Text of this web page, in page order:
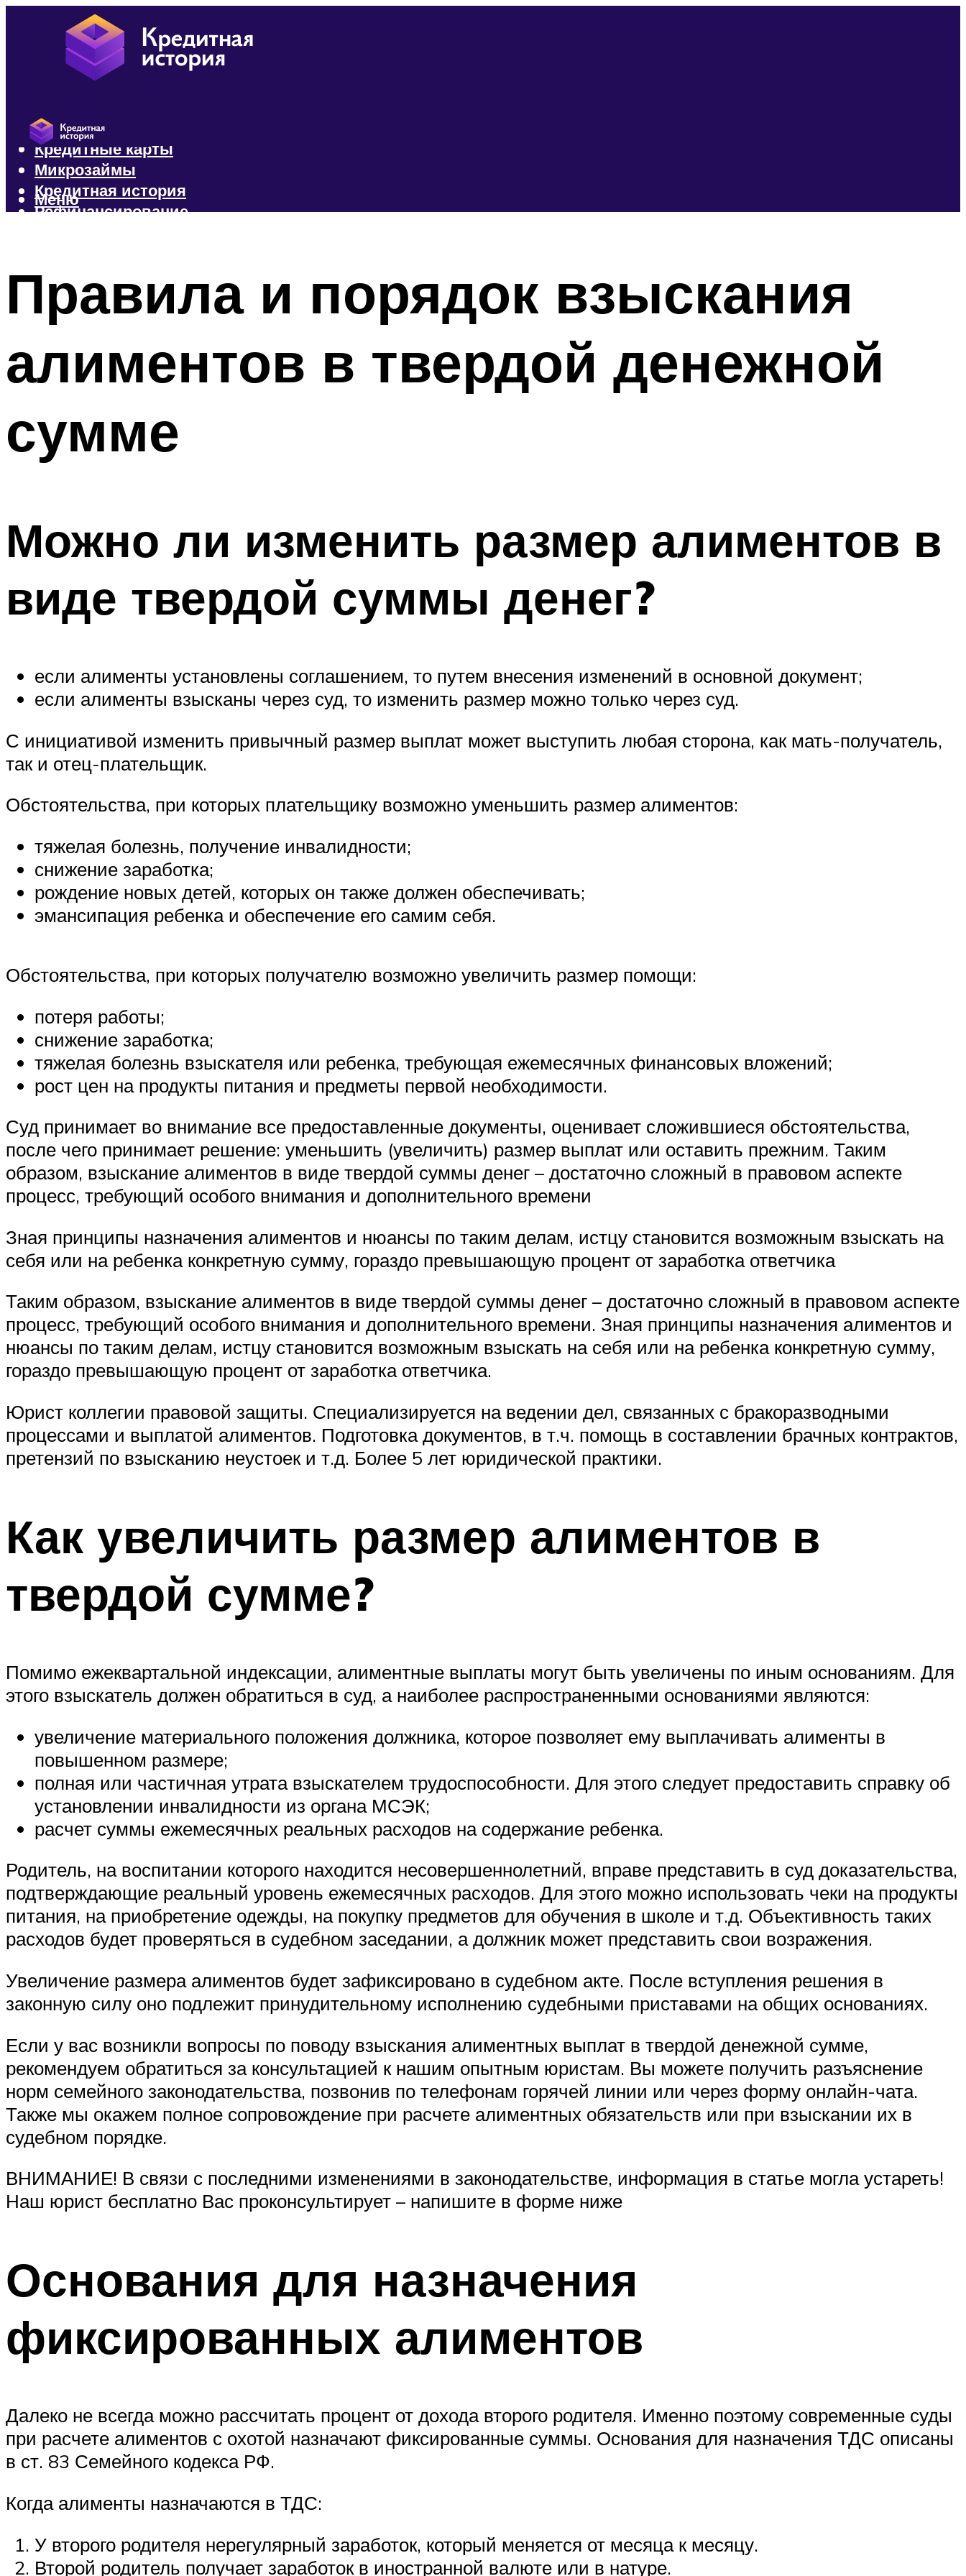
Кредиты
Кредитные карты
Микрозаймы
Кредитная история
Рефинансирование
Меню
Правила и порядок взыскания
алиментов в твердой денежной
сумме
Можно ли изменить размер алиментов в
виде твердой суммы денег?
если алименты установлены соглашением, то путем внесения изменений в основной документ;
если алименты взысканы через суд, то изменить размер можно только через суд.
С инициативой изменить привычный размер выплат может выступить любая сторона, как мать-получатель,
так и отец-плательщик.
Обстоятельства, при которых плательщику возможно уменьшить размер алиментов:
тяжелая болезнь, получение инвалидности;
снижение заработка;
рождение новых детей, которых он также должен обеспечивать;
эмансипация ребенка и обеспечение его самим себя.
Обстоятельства, при которых получателю возможно увеличить размер помощи:
потеря работы;
снижение заработка;
тяжелая болезнь взыскателя или ребенка, требующая ежемесячных финансовых вложений;
рост цен на продукты питания и предметы первой необходимости.
Суд принимает во внимание все предоставленные документы, оценивает сложившиеся обстоятельства,
после чего принимает решение: уменьшить (увеличить) размер выплат или оставить прежним. Таким
образом, взыскание алиментов в виде твердой суммы денег – достаточно сложный в правовом аспекте
процесс, требующий особого внимания и дополнительного времени
Зная принципы назначения алиментов и нюансы по таким делам, истцу становится возможным взыскать на
себя или на ребенка конкретную сумму, гораздо превышающую процент от заработка ответчика
Таким образом, взыскание алиментов в виде твердой суммы денег – достаточно сложный в правовом аспекте
процесс, требующий особого внимания и дополнительного времени. Зная принципы назначения алиментов и
нюансы по таким делам, истцу становится возможным взыскать на себя или на ребенка конкретную сумму,
гораздо превышающую процент от заработка ответчика.
Юрист коллегии правовой защиты. Специализируется на ведении дел, связанных с бракоразводными
процессами и выплатой алиментов. Подготовка документов, в т.ч. помощь в составлении брачных контрактов,
претензий по взысканию неустоек и т.д. Более 5 лет юридической практики.
Как увеличить размер алиментов в
твердой сумме?
Помимо ежеквартальной индексации, алиментные выплаты могут быть увеличены по иным основаниям. Для
этого взыскатель должен обратиться в суд, а наиболее распространенными основаниями являются:
увеличение материального положения должника, которое позволяет ему выплачивать алименты в
повышенном размере;
полная или частичная утрата взыскателем трудоспособности. Для этого следует предоставить справку об
установлении инвалидности из органа МСЭК;
расчет суммы ежемесячных реальных расходов на содержание ребенка.
Родитель, на воспитании которого находится несовершеннолетний, вправе представить в суд доказательства,
подтверждающие реальный уровень ежемесячных расходов. Для этого можно использовать чеки на продукты
питания, на приобретение одежды, на покупку предметов для обучения в школе и т.д. Объективность таких
расходов будет проверяться в судебном заседании, а должник может представить свои возражения.
Увеличение размера алиментов будет зафиксировано в судебном акте. После вступления решения в
законную силу оно подлежит принудительному исполнению судебными приставами на общих основаниях.
Если у вас возникли вопросы по поводу взыскания алиментных выплат в твердой денежной сумме,
рекомендуем обратиться за консультацией к нашим опытным юристам. Вы можете получить разъяснение
норм семейного законодательства, позвонив по телефонам горячей линии или через форму онлайн-чата.
Также мы окажем полное сопровождение при расчете алиментных обязательств или при взыскании их в
судебном порядке.
ВНИМАНИЕ! В связи с последними изменениями в законодательстве, информация в статье могла устареть!
Наш юрист бесплатно Вас проконсультирует – напишите в форме ниже
Основания для назначения
фиксированных алиментов
Далеко не всегда можно рассчитать процент от дохода второго родителя. Именно поэтому современные суды
при расчете алиментов с охотой назначают фиксированные суммы. Основания для назначения ТДС описаны
в ст. 83 Семейного кодекса РФ.
Когда алименты назначаются в ТДС:
У второго родителя нерегулярный заработок, который меняется от месяца к месяцу.
Второй родитель получает заработок в иностранной валюте или в натуре.